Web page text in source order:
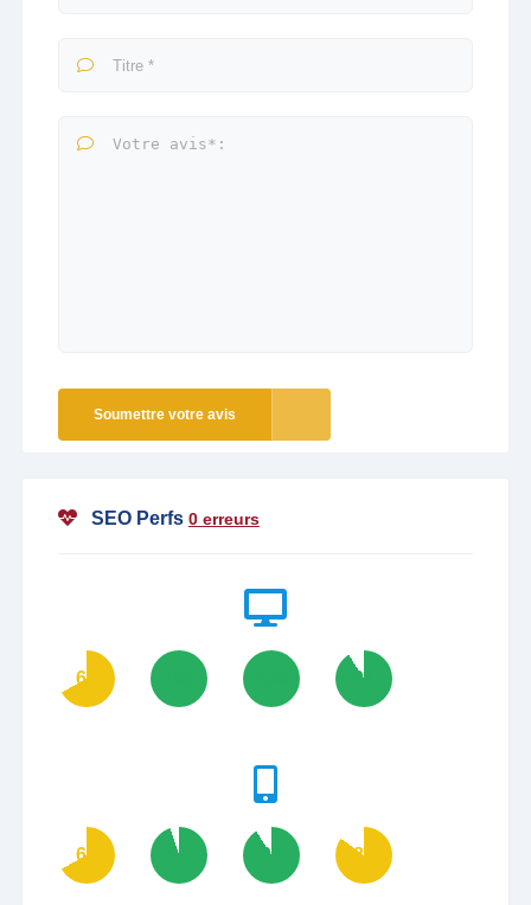
Soumettre votre avis
SEO Perfs 0 erreurs
67 91
67 95 91 85